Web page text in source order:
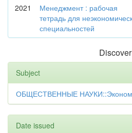
2021
Менеджмент : рабочая
тетрадь для
специальностей
Discover
Subject
ОБЩЕСТВЕННЫЕ
Date issued